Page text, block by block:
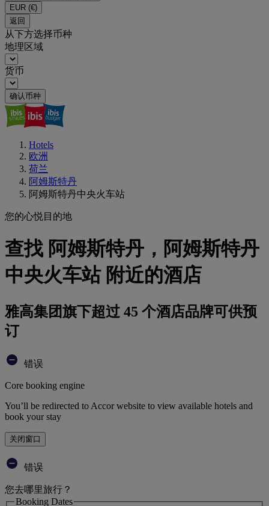
EUR (€)
返回
从下方选择币种
地理区域
货币
确认币种
Hotels
欧洲
荷兰
阿姆斯特丹
阿姆斯特丹中央火车站
您的心悦目的地
查找 阿姆斯特丹，阿姆斯特丹
中央火车站 附近的酒店
雅高集团旗下超过 45 个酒店品牌可供预
订
错误
Core booking engine
You’ll be redirected to Accor website to view available hotels and
book your stay
关闭窗口
错误
您去哪里旅行？
Booking Dates